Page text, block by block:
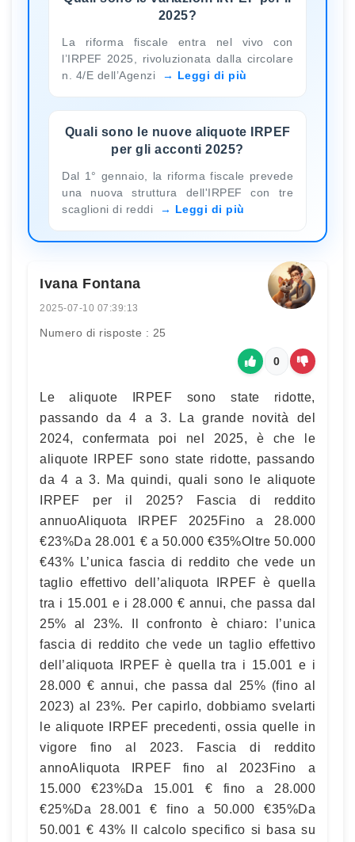
2025?
La riforma fiscale entra nel vivo con
l’IRPEF 2025, rivoluzionata dalla circolare
n. 4/E dell’Agenzi
Leggi di più
Quali sono le nuove aliquote IRPEF
per gli acconti 2025?
Dal 1° gennaio, la riforma fiscale prevede
una nuova struttura dell'IRPEF con tre
scaglioni di reddi
Leggi di più
Ivana Fontana
2025-07-10 07:39:13
Numero di risposte : 25
0
Le aliquote IRPEF sono state ridotte,
passando da 4 a 3. La grande novità del
2024, confermata poi nel 2025, è che le
aliquote IRPEF sono state ridotte, passando
da 4 a 3. Ma quindi, quali sono le aliquote
IRPEF per il 2025? Fascia di reddito
annuoAliquota IRPEF 2025Fino a 28.000
€23%Da 28.001 € a 50.000 €35%Oltre 50.000
€43% L’unica fascia di reddito che vede un
taglio effettivo dell’aliquota IRPEF è quella
tra i 15.001 e i 28.000 € annui, che passa dal
25% al 23%. Il confronto è chiaro: l’unica
fascia di reddito che vede un taglio effettivo
dell’aliquota IRPEF è quella tra i 15.001 e i
28.000 € annui, che passa dal 25% (fino al
2023) al 23%. Per capirlo, dobbiamo svelarti
le aliquote IRPEF precedenti, ossia quelle in
vigore fino al 2023. Fascia di reddito
annoAliquota IRPEF fino al 2023Fino a
15.000 €23%Da 15.001 € fino a 28.000
€25%Da 28.001 € fino a 50.000 €35%Da
50.001 € 43% Il calcolo specifico si basa su